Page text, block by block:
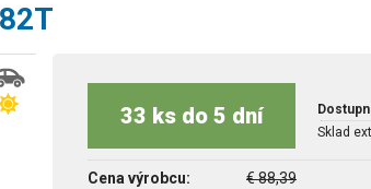
33 ks do 5 dní
Sklad
Cena výrobcu: € 88,39